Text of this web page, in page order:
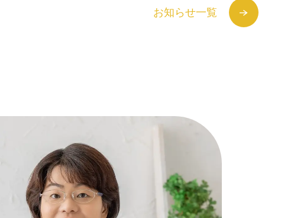
お知らせ一覧